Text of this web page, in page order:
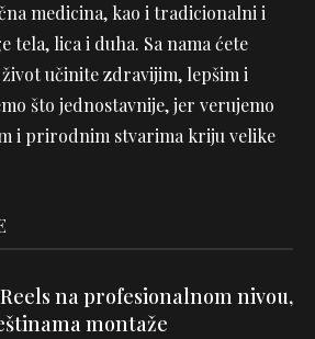
medicina, kao i tradicionalni i
tela, lica i duha. Sa nama ćete
učinite zdravijim, lepšim i
što jednostavnije, jer verujemo
i prirodnim stvarima kriju velike
na profesionalnom nivou,
montaže